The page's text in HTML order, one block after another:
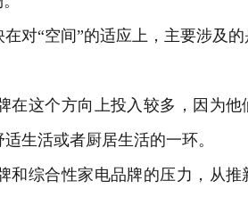
“空间”的适应上，主要涉及的
这个方向上投入较多，因为他
生活或者厨居生活的一环。
综合性家电品牌的压力，从推